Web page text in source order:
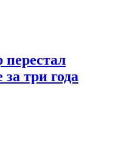
три года